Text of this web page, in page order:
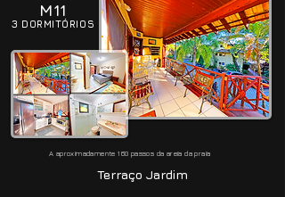
M11
3 DORMITÓRIOS
A aproximadamente 160 passos da areia da praia
Terraço Jardim